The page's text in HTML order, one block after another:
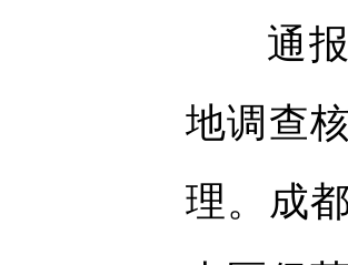
通报
地调查
理。成